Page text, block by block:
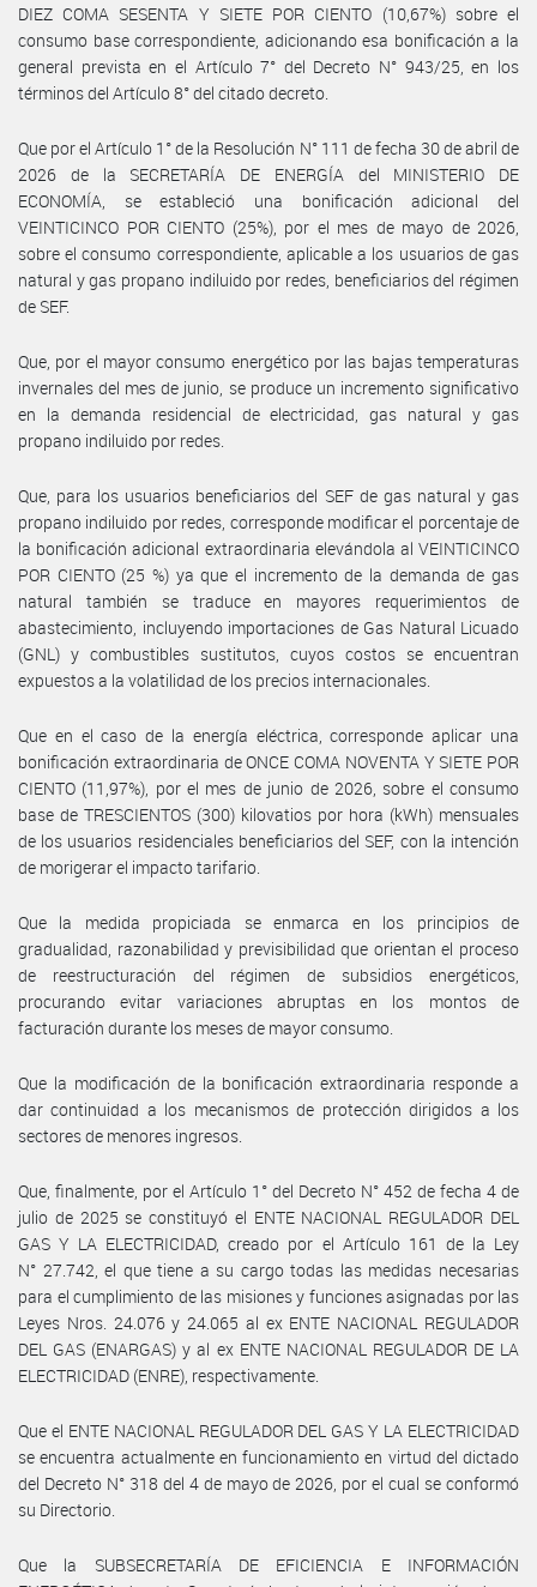
DIEZ COMA SESENTA Y SIETE POR CIENTO (10,67%) sobre el
consumo base correspondiente, adicionando esa bonificación a la
general prevista en el Artículo 7° del Decreto N° 943/25, en los
términos del Artículo 8° del citado decreto.
Que por el Artículo 1° de la Resolución N° 111 de fecha 30 de abril de
2026 de la SECRETARÍA DE ENERGÍA del MINISTERIO DE
ECONOMÍA, se estableció una bonificación adicional del
VEINTICINCO POR CIENTO (25%), por el mes de mayo de 2026,
sobre el consumo correspondiente, aplicable a los usuarios de gas
natural y gas propano indiluido por redes, beneficiarios del régimen
de SEF.
Que, por el mayor consumo energético por las bajas temperaturas
invernales del mes de junio, se produce un incremento significativo
en la demanda residencial de electricidad, gas natural y gas
propano indiluido por redes.
Que, para los usuarios beneficiarios del SEF de gas natural y gas
propano indiluido por redes, corresponde modificar el porcentaje de
la bonificación adicional extraordinaria elevándola al VEINTICINCO
POR CIENTO (25 %) ya que el incremento de la demanda de gas
natural también se traduce en mayores requerimientos de
abastecimiento, incluyendo importaciones de Gas Natural Licuado
(GNL) y combustibles sustitutos, cuyos costos se encuentran
expuestos a la volatilidad de los precios internacionales.
Que en el caso de la energía eléctrica, corresponde aplicar una
bonificación extraordinaria de ONCE COMA NOVENTA Y SIETE POR
CIENTO (11,97%), por el mes de junio de 2026, sobre el consumo
base de TRESCIENTOS (300) kilovatios por hora (kWh) mensuales
de los usuarios residenciales beneficiarios del SEF, con la intención
de morigerar el impacto tarifario.
Que la medida propiciada se enmarca en los principios de
gradualidad, razonabilidad y previsibilidad que orientan el proceso
de reestructuración del régimen de subsidios energéticos,
procurando evitar variaciones abruptas en los montos de
facturación durante los meses de mayor consumo.
Que la modificación de la bonificación extraordinaria responde a
dar continuidad a los mecanismos de protección dirigidos a los
sectores de menores ingresos.
Que, finalmente, por el Artículo 1° del Decreto N° 452 de fecha 4 de
julio de 2025 se constituyó el ENTE NACIONAL REGULADOR DEL
GAS Y LA ELECTRICIDAD, creado por el Artículo 161 de la Ley
N° 27.742, el que tiene a su cargo todas las medidas necesarias
para el cumplimiento de las misiones y funciones asignadas por las
Leyes Nros. 24.076 y 24.065 al ex ENTE NACIONAL REGULADOR
DEL GAS (ENARGAS) y al ex ENTE NACIONAL REGULADOR DE LA
ELECTRICIDAD (ENRE), respectivamente.
Que el ENTE NACIONAL REGULADOR DEL GAS Y LA ELECTRICIDAD
se encuentra actualmente en funcionamiento en virtud del dictado
del Decreto N° 318 del 4 de mayo de 2026, por el cual se conformó
su Directorio.
Que la SUBSECRETARÍA DE EFICIENCIA E INFORMACIÓN